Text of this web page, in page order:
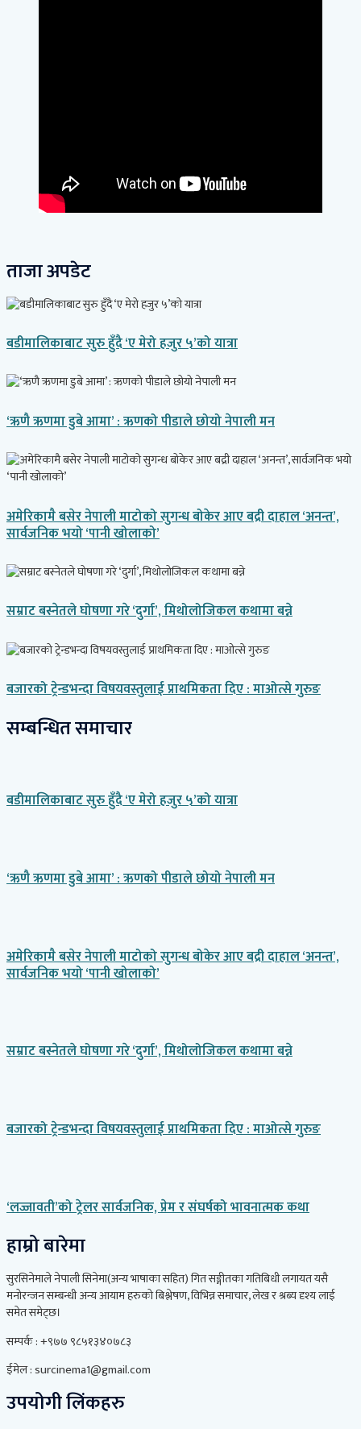
ताजा अपडेट
बडीमालिकाबाट सुरु हुँदै ‘ए मेरो हजुर ५’को यात्रा
‘ऋणै ऋणमा डुबे आमा’ : ऋणको पीडाले छोयो नेपाली मन
अमेरिकामै बसेर नेपाली माटोको सुगन्ध बोकेर आए बद्री दाहाल ‘अनन्त’,
सार्वजनिक भयो ‘पानी खोलाको’
सम्राट बस्नेतले घोषणा गरे ‘दुर्गा’, मिथोलोजिकल कथामा बन्ने
बजारको ट्रेन्डभन्दा विषयवस्तुलाई प्राथमिकता दिए : माओत्से गुरुङ
सम्बन्धित समाचार
बडीमालिकाबाट सुरु हुँदै ‘ए मेरो हजुर ५’को यात्रा
‘ऋणै ऋणमा डुबे आमा’ : ऋणको पीडाले छोयो नेपाली मन
अमेरिकामै बसेर नेपाली माटोको सुगन्ध बोकेर आए बद्री दाहाल ‘अनन्त’,
सार्वजनिक भयो ‘पानी खोलाको’
सम्राट बस्नेतले घोषणा गरे ‘दुर्गा’, मिथोलोजिकल कथामा बन्ने
बजारको ट्रेन्डभन्दा विषयवस्तुलाई प्राथमिकता दिए : माओत्से गुरुङ
‘लज्जावती’को ट्रेलर सार्वजनिक, प्रेम र संघर्षको भावनात्मक कथा
हाम्रो बारेमा
सुरसिनेमाले नेपाली सिनेमा(अन्य भाषाका सहित) गित सङ्गीतका गतिबिधी लगायत यसै
मनोरन्जन सम्बन्धी अन्य आयाम हरुको बिश्लेषण, विभिन्न समाचार, लेख र श्रब्य दृश्य लाई
समेत समेट्छ।
सम्पर्क : +९७७ ९८५१३४०७८३
ईमेल : surcinema1@gmail.com
उपयोगी लिंकहरु